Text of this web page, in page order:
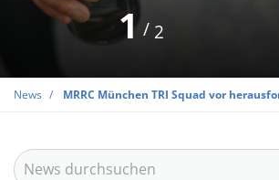
1 2
News MRRC München TRI Squad vor